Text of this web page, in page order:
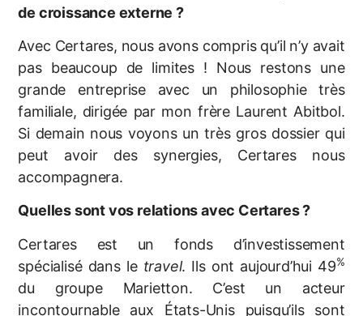
de croissance externe ?
Avec Certares, nous avons compris qu’il n’y avait
pas beaucoup de limites ! Nous restons une
grande entreprise avec un philosophie très
familiale, dirigée par mon frère Laurent Abitbol.
Si demain nous voyons un très gros dossier qui
peut avoir des synergies, Certares nous
accompagnera.
Quelles sont vos relations avec Certares ?
Certares est un fonds d’investissement
spécialisé dans le travel. Ils ont aujourd’hui 49%
du groupe Marietton. C’est un acteur
incontournable aux États-Unis puisqu’ils sont